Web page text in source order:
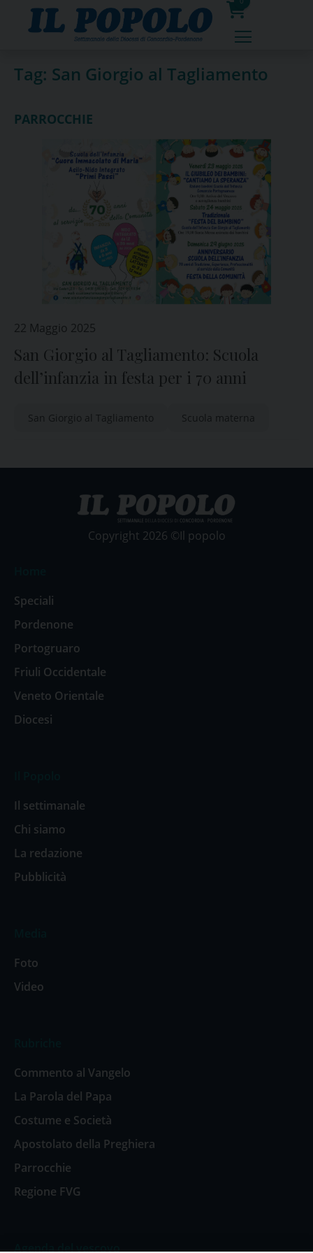
0
prodotti
Tag: San Giorgio al Tagliamento
PARROCCHIE
22 Maggio 2025
San Giorgio al Tagliamento: Scuola
dell’infanzia in festa per i 70 anni
San Giorgio al Tagliamento Scuola materna
Copyright 2026 ©Il popolo
Speciali
Pordenone
Portogruaro
Friuli Occidentale
Veneto Orientale
Diocesi
Il settimanale
Chi siamo
La redazione
Pubblicità
Foto
Video
Commento al Vangelo
La Parola del Papa
Costume e Società
Apostolato della Preghiera
Parrocchie
Regione FVG
Agenda del vescovo